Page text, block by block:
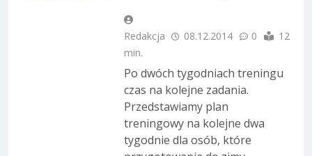
Redakcja 08.12.2014 0
12
min.
Po dwóch tygodniach treningu
czas na kolejne zadania.
Przedstawiamy plan
treningowy na kolejne dwa
tygodnie dla osób, które